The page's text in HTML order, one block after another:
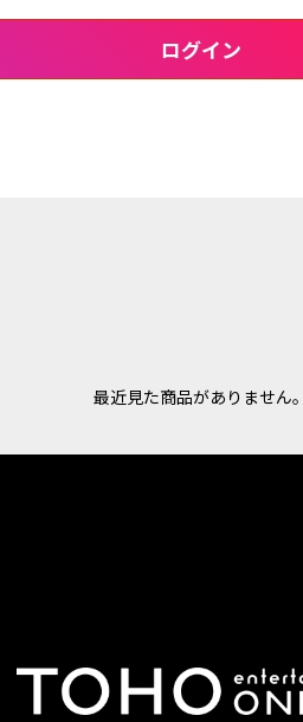
最近見た商品がありません。